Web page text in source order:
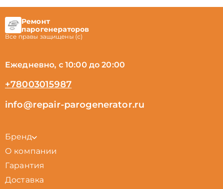
Ремонт
парогенераторов
Все правы защищены (с)
Ежедневно, с 10:00 до 20:00
+78003015987
info@repair-parogenerator.ru
Бренд
О компании
Гарантия
Доставка